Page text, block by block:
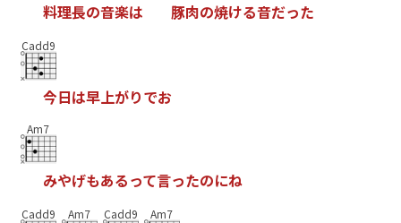
料理長の音楽は 豚肉の焼ける音だった
Cadd9
今日は早上がりでお
Am7
みやげもあるって言ったのにね
Cadd9 Am7 Cadd9 Am7